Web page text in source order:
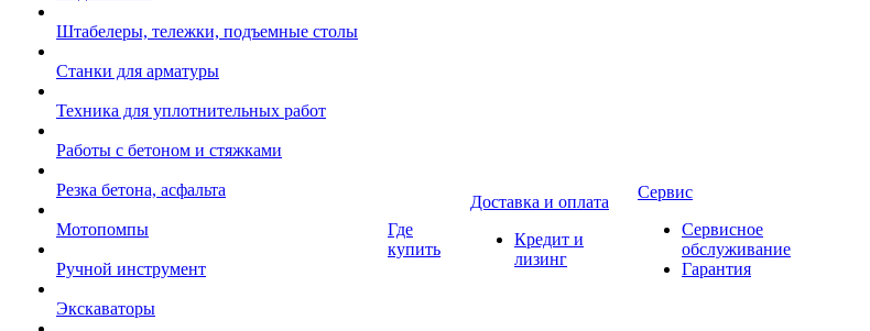
Штабелеры, тележки, подъемные столы
Станки для арматуры
Техника для уплотнительных работ
Работы с бетоном и стяжками
Резка бетона, асфальта
Мотопомпы
Ручной инструмент
Экскаваторы
Где
купить
Доставка и оплата
Кредит и
лизинг
Сервис
Сервисное
обслуживание
Гарантия